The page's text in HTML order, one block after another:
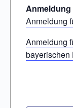
Anmeldung
Anmeldung
Anmeldung
bayerischen